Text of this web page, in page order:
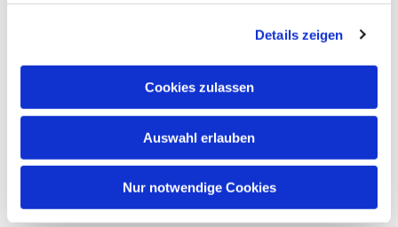
Details zeigen
Cookies zulassen
Auswahl erlauben
Nur notwendige Cookies